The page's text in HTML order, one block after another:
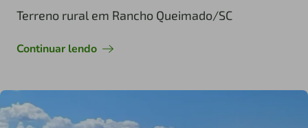
Terreno rural em Rancho Queimado/SC
Continuar lendo